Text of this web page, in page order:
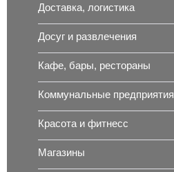
Доставка, логистика
Досуг и развлечения
Кафе, бары, рестораны
Коммунальные предприятия
Красота и фитнесс
Магазины